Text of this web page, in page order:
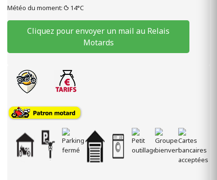
Météo du moment: 14°C
Cliquez pour envoyer un mail au Relais
Motards